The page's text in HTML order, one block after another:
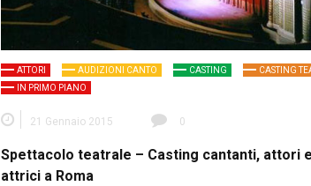
ATTORI AUDIZIONI CANTO CASTING
CASTING
IN PRIMO PIANO
21 Gennaio 2015 0
Spettacolo teatrale – Casting cantanti, attori
attrici a Roma